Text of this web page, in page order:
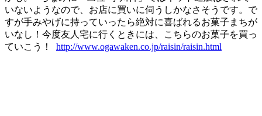
いないようなので、お店に買いに伺うしかなさそうです。で
すが手みやげに持っていったら絶対に喜ばれるお菓子まちが
いなし！今度友人宅に行くときには、こちらのお菓子を買っ
ていこう！ http://www.ogawaken.co.jp/raisin/raisin.html